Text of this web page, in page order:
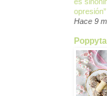
opresión”
Hace 9